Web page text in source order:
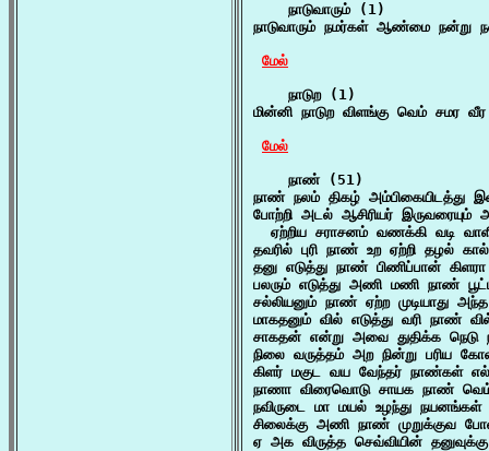
    நாடுவாரும் (1)
நாடுவாரும் நமர்கள் ஆண்மை நன்று
மேல்
    நாடுற (1)
மின்னி நாடுற விளங்கு வெம் சமர
மேல்
    நாண் (51)
நாண் நலம் திகழ்
போற்றி அடல் ஆசிரியர் இருவரையும்
ஏற்றிய சராசனம் வணக்கி வடி
தவரில் புரி நாண் உற ஏற்றி தழல்
தனு எடுத்து நாண் பிணிப்பான்
பலரும் எடுத்து அணி மணி நாண்
சல்லியனும் நாண் ஏற்ற முடியாது
மாகதனும் வில் எடுத்து வரி நாண்
சாகதன் என்று அவை துதிக்க
நிலை வருத்தம் அற நின்று பரிய
கிளர் மகுட வய வேந்தர் நாண்கள்
நாணா விரைவொடு சாயக நாண்
நவிருடை மா மயல் உழந்து
சிலைக்கு அணி நாண் முறுக்குவ
ஏ அக விருத்த செவ்வியின்